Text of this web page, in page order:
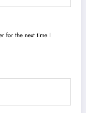
for the next time I